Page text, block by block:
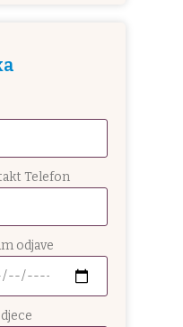
Telefon
odjave